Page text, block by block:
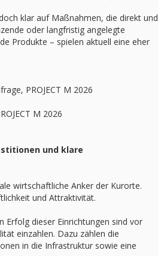
klar auf Maßnahmen, die direkt und
oder langfristig angelegte
Produkte – spielen aktuell eine eher
PROJECT M 2026
M 2026
und klare
wirtschaftliche Anker der Kurorte.
und Attraktivität.
Erfolg dieser Einrichtungen sind vor
einzahlen. Dazu zählen die
in die Infrastruktur sowie eine